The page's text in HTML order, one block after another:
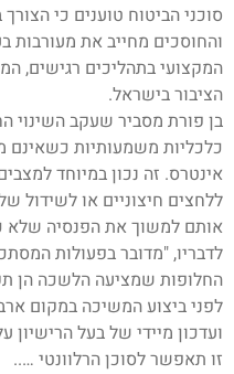
סוכני הביטוח טוענים כי
והחוסכים מחייב את מעורבות
המקצועי בתהליכים רגישים,
הציבור בישראל.
בן פורת מסביר שעקב השינוי
כלכליות משמעותיות כשאינם
אינטרס. זה נכון במיוחד
ללחצים חיצוניים או לשידול
אותם למשוך את הפנסיה שלא
לדבריו, "מדובר בפעולות
החלופות שמציעה הלשכה הן
לפני ביצוע המשיכה במקום
ועדכון מיידי של בעל
זו תאפשר לסוכן הרלוונטי …..